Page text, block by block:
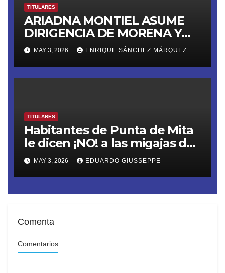
TITULARES
ARIADNA MONTIEL ASUME
DIRIGENCIA DE MORENA Y
LANZA ULTIMÁTUM RUMBO
AL 2027
MAY 3, 2026 ENRIQUE SÁNCHEZ MÁRQUEZ
TITULARES
Habitantes de Punta de Mita
le dicen ¡NO! a las migajas de
Grupo DINE. La empresa
construye un muro ilegal en
Playa Las Cocinas,
destruyendo nidos de
extinción
MAY 3, 2026 EDUARDO GIUSSEPPE
Comenta
Comentarios